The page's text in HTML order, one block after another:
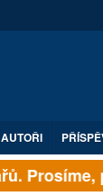
AUTOŘI
Prosíme,